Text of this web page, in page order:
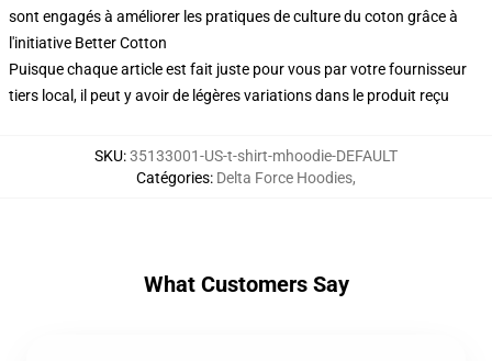
sont engagés à améliorer les pratiques de culture du coton grâce à
l'initiative Better Cotton
Puisque chaque article est fait juste pour vous par votre fournisseur
tiers local, il peut y avoir de légères variations dans le produit reçu
SKU:35133001-US-t-shirt-mhoodie-DEFAULT
Catégories: Delta Force Hoodies,
What Customers Say